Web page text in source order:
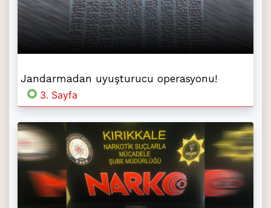
Jandarmadan uyuşturucu operasyonu!
3. Sayfa